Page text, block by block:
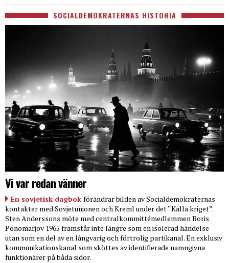
SOCIALDEMOKRATERNAS HISTORIA
Vi var redan vänner
En sovjetisk dagbok förändrar bilden av Socialdemokraternas
kontakter med Sovjetunionen och Kreml under det “Kalla kriget”.
Sten Anderssons möte med centralkommittémedlemmen Boris
Ponomarjov 1965 framstår inte längre som en isolerad händelse
utan som en del av en långvarig och förtrolig partikanal. En exklusiv
kommunikationskanal som sköttes av identifierade namngivna
funktionärer på båda sidor.